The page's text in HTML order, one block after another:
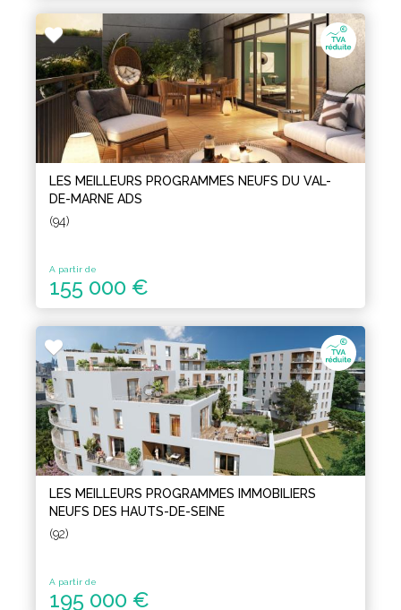
LES MEILLEURS PROGRAMMES NEUFS DU VAL-
DE-MARNE ADS
(94)
A partir de
155 000 €
LES MEILLEURS PROGRAMMES IMMOBILIERS
NEUFS DES HAUTS-DE-SEINE
(92)
A partir de
195 000 €